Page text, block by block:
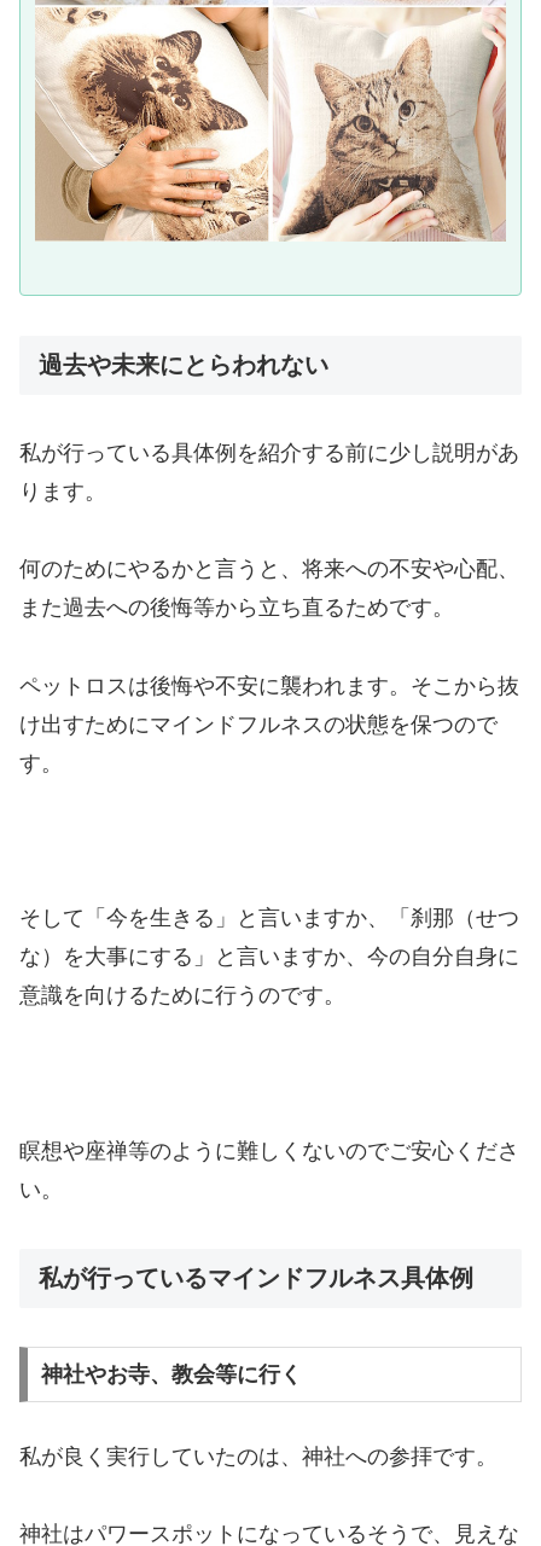
過去や未来にとらわれない
私が行っている具体例を紹介する前に少し説明があ
ります。
何のためにやるかと言うと、将来への不安や心配、
また過去への後悔等から立ち直るためです。
ペットロスは後悔や不安に襲われます。そこから抜
け出すためにマインドフルネスの状態を保つので
す。
そして「今を生きる」と言いますか、「刹那（せつ
な）を大事にする」と言いますか、今の自分自身に
意識を向けるために行うのです。
瞑想や座禅等のように難しくないのでご安心くださ
い。
私が行っているマインドフルネス具体例
神社やお寺、教会等に行く
私が良く実行していたのは、神社への参拝です。
神社はパワースポットになっているそうで、見えな